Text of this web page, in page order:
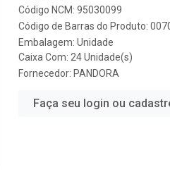
Código NCM: 95030099
Código de Barras do Produto:
Embalagem: Unidade
Caixa Com: 24 Unidade(s)
Fornecedor: PANDORA
Faça seu login ou